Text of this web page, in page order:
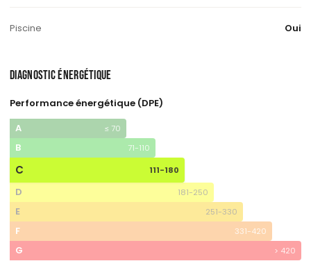
Piscine Oui
DIAGNOSTIC ÉNERGÉTIQUE
Performance énergétique (DPE)
A
≤ 70
B 71-110
C 111-180
D 181-250
E 251-330
F 331-420
G > 420